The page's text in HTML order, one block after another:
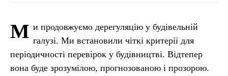
М и продовжуємо дерегуляцію у будівельній
галузі. Ми встановили чіткі критерії для
періодичності перевірок у будівництві. Відтепер
вона буде зрозумілою, прогнозованою і прозорою.